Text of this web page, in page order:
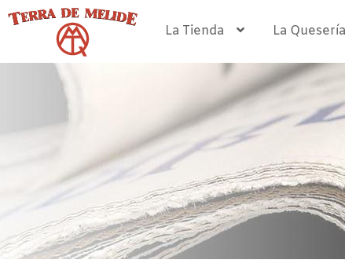
navegación
contenido
La Tienda La Quesería